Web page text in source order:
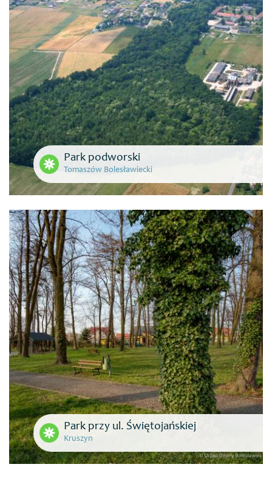
Park podworski
Tomaszów Bolesławiecki
Park przy ul. Świętojańskiej
Kruszyn